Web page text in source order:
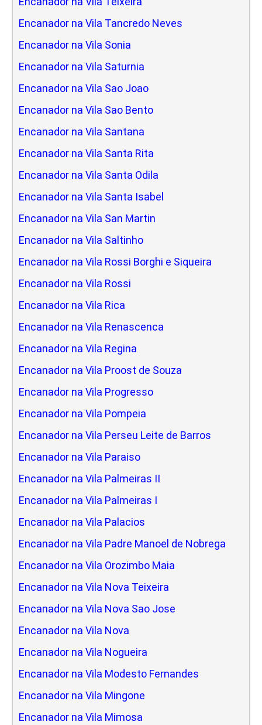
Encanador na Vila Tancredo Neves
Encanador na Vila Sonia
Encanador na Vila Saturnia
Encanador na Vila Sao Joao
Encanador na Vila Sao Bento
Encanador na Vila Santana
Encanador na Vila Santa Rita
Encanador na Vila Santa Odila
Encanador na Vila Santa Isabel
Encanador na Vila San Martin
Encanador na Vila Saltinho
Encanador na Vila Rossi Borghi e Siqueira
Encanador na Vila Rossi
Encanador na Vila Rica
Encanador na Vila Renascenca
Encanador na Vila Regina
Encanador na Vila Proost de Souza
Encanador na Vila Progresso
Encanador na Vila Pompeia
Encanador na Vila Perseu Leite de Barros
Encanador na Vila Paraiso
Encanador na Vila Palmeiras II
Encanador na Vila Palmeiras I
Encanador na Vila Palacios
Encanador na Vila Padre Manoel de Nobrega
Encanador na Vila Orozimbo Maia
Encanador na Vila Nova Teixeira
Encanador na Vila Nova Sao Jose
Encanador na Vila Nova
Encanador na Vila Nogueira
Encanador na Vila Modesto Fernandes
Encanador na Vila Mingone
Encanador na Vila Mimosa